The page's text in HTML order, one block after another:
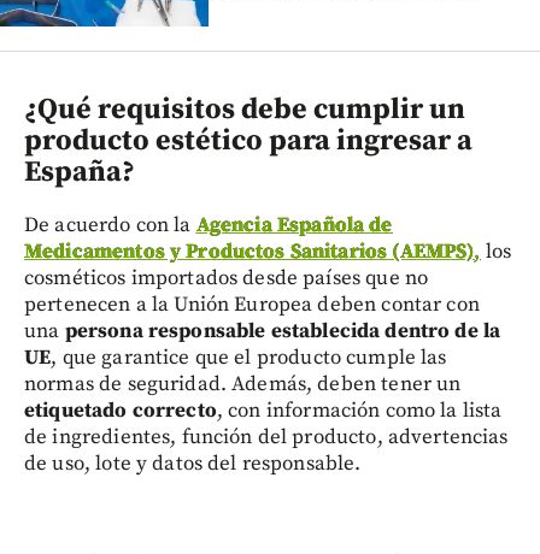
¿Qué requisitos debe cumplir un
producto estético para ingresar a
España?
De acuerdo con la Agencia Española de
Medicamentos y Productos Sanitarios (AEMPS), los
cosméticos importados desde países que no
pertenecen a la Unión Europea deben contar con
una persona responsable establecida dentro de la
UE, que garantice que el producto cumple las
normas de seguridad. Además, deben tener un
etiquetado correcto, con información como la lista
de ingredientes, función del producto, advertencias
de uso, lote y datos del responsable.